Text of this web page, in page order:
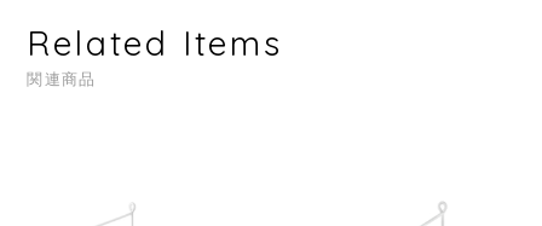
Related Items
関連商品